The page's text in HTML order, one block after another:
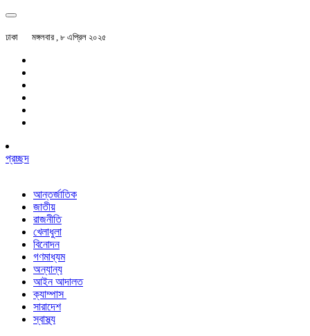
ঢাকা মঙ্গলবার , ৮ এপ্রিল ২০২৫
প্রচ্ছদ
আন্তর্জাতিক
জাতীয়
রাজনীতি
খেলাধুলা
বিনোদন
গণমাধ্যম
অন্যান্য
আইন আদালত
ক্যাম্পাস
সারাদেশ
স্বাস্থ্য